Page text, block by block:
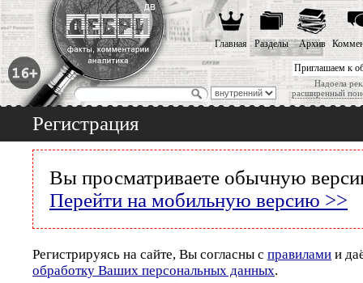
Приглашаем к
Надоела
расширенный
Главная Разделы Архив
Регистрация
Вы просматриваете обычную
Перейти на мобильную версию >>
Регистрируясь на сайте, Вы согласны с правилами и
обработку Ваших персональных данных.